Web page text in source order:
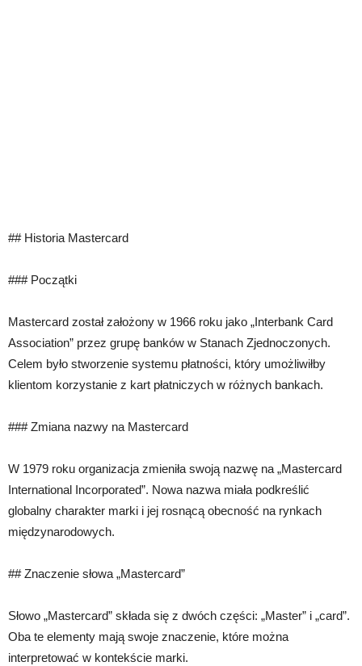
## Historia Mastercard
### Początki
Mastercard został założony w 1966 roku jako „Interbank Card
Association” przez grupę banków w Stanach Zjednoczonych.
Celem było stworzenie systemu płatności, który umożliwiłby
klientom korzystanie z kart płatniczych w różnych bankach.
### Zmiana nazwy na Mastercard
W 1979 roku organizacja zmieniła swoją nazwę na „Mastercard
International Incorporated”. Nowa nazwa miała podkreślić
globalny charakter marki i jej rosnącą obecność na rynkach
międzynarodowych.
## Znaczenie słowa „Mastercard”
Słowo „Mastercard” składa się z dwóch części: „Master” i „card”.
Oba te elementy mają swoje znaczenie, które można
interpretować w kontekście marki.